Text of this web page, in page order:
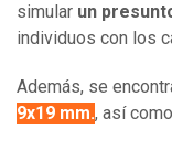
simular un
individuos con los
Además, se
9x19 mm., así